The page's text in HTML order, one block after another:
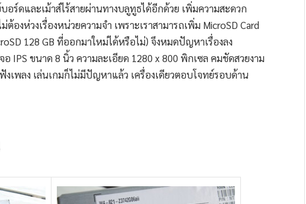
ร์ดและเม้าส์ไร้สายผ่านทางบลูทูธได้อีกด้วย เพิ่มความสะดวก
องห่วงเรื่องหน่วยความจำ เพราะเราสามารถเพิ่ม MicroSD Card
128 GB ที่ออกมาใหม่ได้หรือไม่) จึงหมดปัญหาเรื่องลง
IPS ขนาด 8 นิ้ว ความละเอียด 1280 x 800 พิกเซล คมชัดสวยงาม
เพลง เล่นเกมก็ไม่มีปัญหาแล้ว เครื่องเดียวตอบโจทย์รอบด้าน